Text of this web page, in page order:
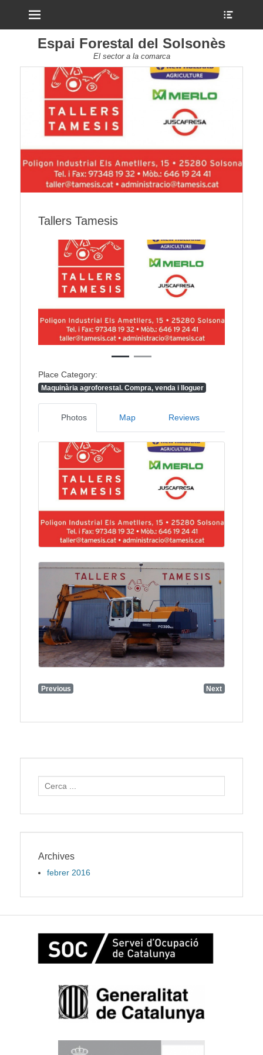
Espai Forestal del Solsonès
El sector a la comarca
Tallers Tamesis
Previous Next
Place Category:
Maquinària agroforestal. Compra, venda i lloguer
Photos Map Reviews
Previous Next
Search
for:
Archives
febrer 2016